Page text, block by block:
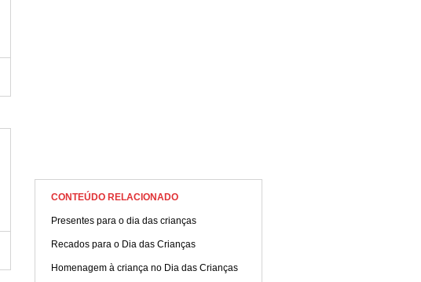
CONTEÚDO RELACIONADO
Presentes para o dia das crianças
Recados para o Dia das Crianças
Homenagem à criança no Dia das Crianças